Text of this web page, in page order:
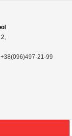
+38(096)497‑21‑99